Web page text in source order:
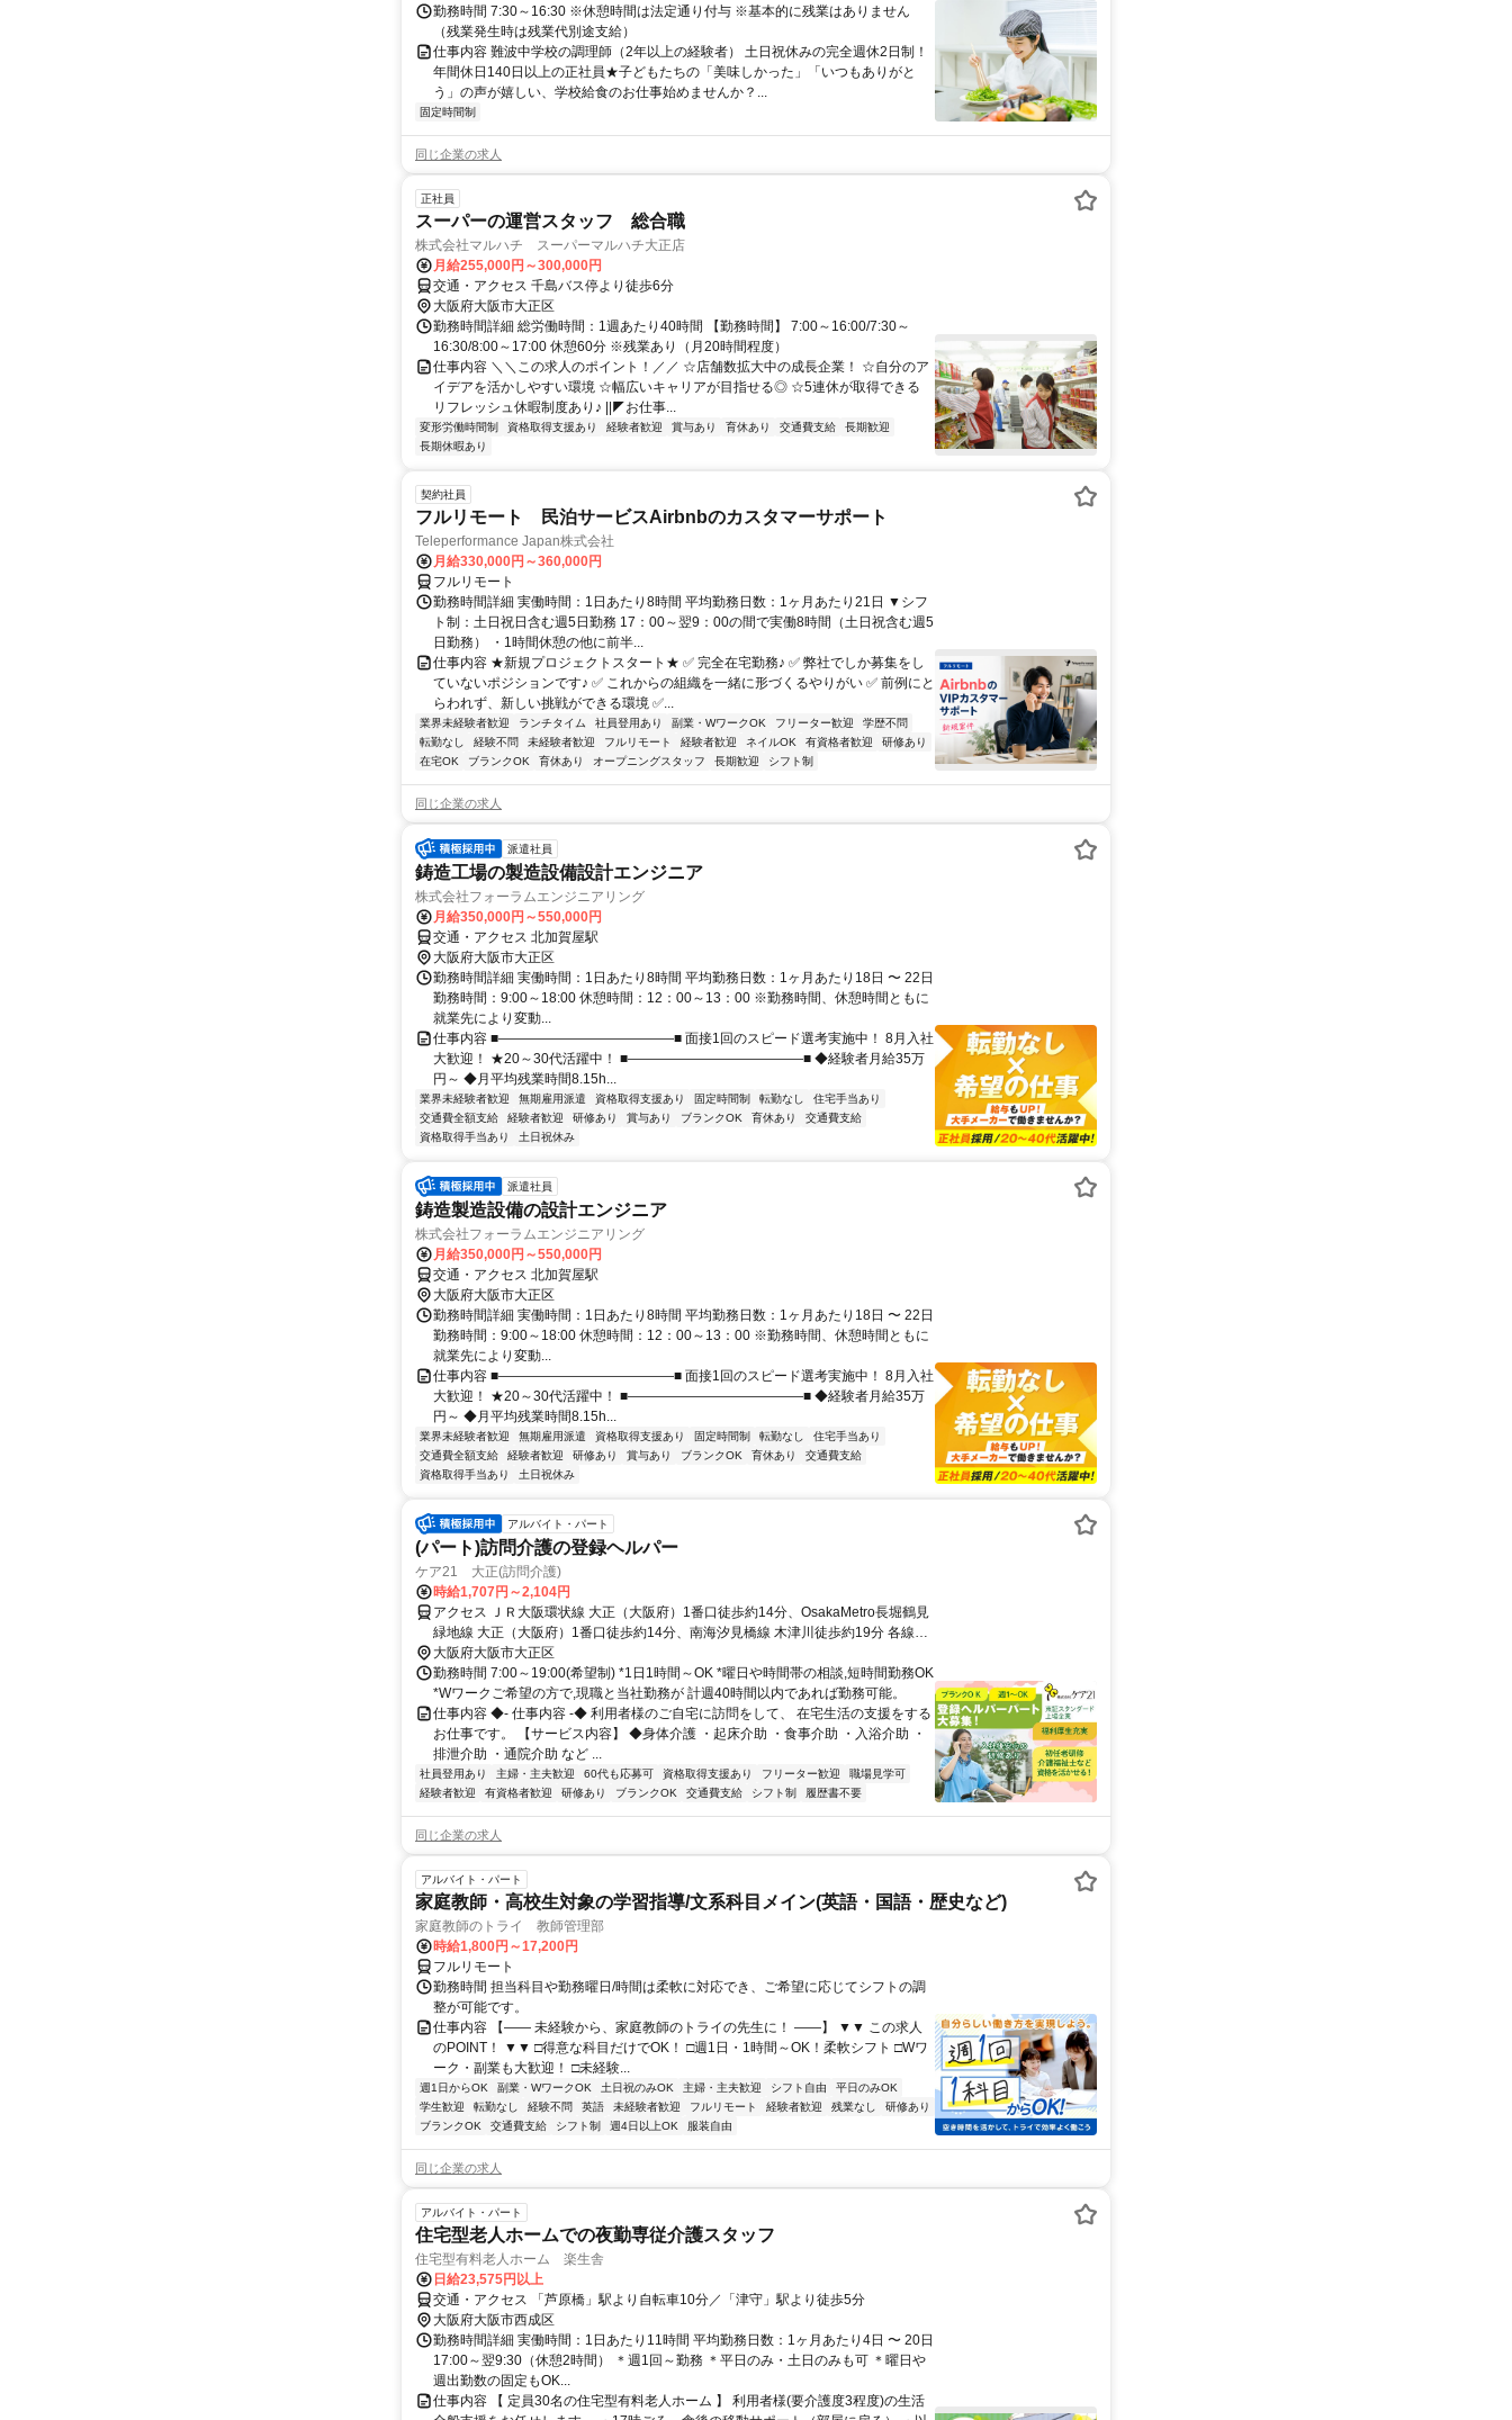
勤務時間 7:30～16:30 ※休憩時間は法定通り付与 ※基本的に残業はありません
（残業発生時は残業代別途支給）
仕事内容 難波中学校の調理師（2年以上の経験者） 土日祝休みの完全週休2日制！
年間休日140日以上の正社員★子どもたちの「美味しかった」「いつもありがと
う」の声が嬉しい、学校給食のお仕事始めませんか？...
固定時間制
同じ企業の求人
正社員
スーパーの運営スタッフ 総合職
株式会社マルハチ スーパーマルハチ大正店
月給255,000円～300,000円
交通・アクセス 千島バス停より徒歩6分
大阪府大阪市大正区
勤務時間詳細 総労働時間：1週あたり40時間 【勤務時間】 7:00～16:00/7:30～
16:30/8:00～17:00 休憩60分 ※残業あり（月20時間程度）
仕事内容 ＼＼この求人のポイント！／／ ☆店舗数拡大中の成長企業！ ☆自分のア
イデアを活かしやすい環境 ☆幅広いキャリアが目指せる◎ ☆5連休が取得できる
リフレッシュ休暇制度あり♪ ||◤お仕事...
変形労働時間制 資格取得支援あり 経験者歓迎 賞与あり 育休あり 交通費支給
長期歓迎
長期休暇あり
契約社員
フルリモート 民泊サービスAirbnbのカスタマーサポート
Teleperformance Japan株式会社
月給330,000円～360,000円
フルリモート
勤務時間詳細 実働時間：1日あたり8時間 平均勤務日数：1ヶ月あたり21日 ▼シフ
ト制：土日祝日含む週5日勤務 17：00～翌9：00の間で実働8時間（土日祝含む週5
日勤務） ・1時間休憩の他に前半...
仕事内容 ★新規プロジェクトスタート★ ✅ 完全在宅勤務♪ ✅ 弊社でしか募集をし
ていないポジションです♪ ✅ これからの組織を一緒に形づくるやりがい ✅ 前例にと
らわれず、新しい挑戦ができる環境 ✅...
業界未経験者歓迎 ランチタイム 社員登用あり 副業・WワークOK フリーター歓迎
学歴不問
転勤なし
経験不問 未経験者歓迎 フルリモート 経験者歓迎 ネイルOK 有資格者歓迎
研修あり
在宅OK
ブランクOK 育休あり オープニングスタッフ 長期歓迎 シフト制
同じ企業の求人
派遣社員
鋳造工場の製造設備設計エンジニア
株式会社フォーラムエンジニアリング
月給350,000円～550,000円
交通・アクセス 北加賀屋駅
大阪府大阪市大正区
勤務時間詳細 実働時間：1日あたり8時間 平均勤務日数：1ヶ月あたり18日 〜 22日
勤務時間：9:00～18:00 休憩時間：12：00～13：00 ※勤務時間、休憩時間ともに
就業先により変動...
仕事内容 ■―――――――――――――■ 面接1回のスピード選考実施中！ 8月入社
大歓迎！ ★20～30代活躍中！ ■―――――――――――――■ ◆経験者月給35万
円～ ◆月平均残業時間8.15h...
業界未経験者歓迎 無期雇用派遣 資格取得支援あり 固定時間制 転勤なし
住宅手当あり
交通費全額支給
経験者歓迎 研修あり 賞与あり ブランクOK 育休あり
交通費支給
資格取得手当あり
土日祝休み
派遣社員
鋳造製造設備の設計エンジニア
株式会社フォーラムエンジニアリング
月給350,000円～550,000円
交通・アクセス 北加賀屋駅
大阪府大阪市大正区
勤務時間詳細 実働時間：1日あたり8時間 平均勤務日数：1ヶ月あたり18日 〜 22日
勤務時間：9:00～18:00 休憩時間：12：00～13：00 ※勤務時間、休憩時間ともに
就業先により変動...
仕事内容 ■―――――――――――――■ 面接1回のスピード選考実施中！ 8月入社
大歓迎！ ★20～30代活躍中！ ■―――――――――――――■ ◆経験者月給35万
円～ ◆月平均残業時間8.15h...
業界未経験者歓迎 無期雇用派遣 資格取得支援あり 固定時間制 転勤なし
住宅手当あり
交通費全額支給
経験者歓迎 研修あり 賞与あり ブランクOK 育休あり
交通費支給
資格取得手当あり
土日祝休み
アルバイト・パート
(パート)訪問介護の登録ヘルパー
ケア21 大正(訪問介護)
時給1,707円～2,104円
アクセス ＪＲ大阪環状線 大正（大阪府）1番口徒歩約14分、OsakaMetro長堀鶴見
緑地線 大正（大阪府）1番口徒歩約14分、南海汐見橋線 木津川徒歩約19分 各線
「大正」駅から徒歩約14分
大阪府大阪市大正区
勤務時間 7:00～19:00(希望制) *1日1時間～OK *曜日や時間帯の相談,短時間勤務OK
*Wワークご希望の方で,現職と当社勤務が 計週40時間以内であれば勤務可能。
仕事内容 ◆- 仕事内容 -◆ 利用者様のご自宅に訪問をして、 在宅生活の支援をする
お仕事です。 【サービス内容】 ◆身体介護 ・起床介助 ・食事介助 ・入浴介助 ・
排泄介助 ・通院介助 など ...
社員登用あり 主婦・主夫歓迎 60代も応募可 資格取得支援あり フリーター歓迎
職場見学可
経験者歓迎
有資格者歓迎 研修あり ブランクOK 交通費支給 シフト制 履歴書不要
同じ企業の求人
アルバイト・パート
家庭教師・高校生対象の学習指導/文系科目メイン(英語・国語・歴史など)
家庭教師のトライ 教師管理部
時給1,800円～17,200円
フルリモート
勤務時間 担当科目や勤務曜日/時間は柔軟に対応でき、ご希望に応じてシフトの調
整が可能です。
仕事内容 【―― 未経験から、家庭教師のトライの先生に！ ――】 ▼▼ この求人
のPOINT！ ▼▼ □得意な科目だけでOK！ □週1日・1時間～OK！柔軟シフト □Wワ
ーク・副業も大歓迎！ □未経験...
週1日からOK 副業・WワークOK 土日祝のみOK 主婦・主夫歓迎 シフト自由
平日のみOK
学生歓迎
転勤なし 経験不問 英語 未経験者歓迎 フルリモート 経験者歓迎 残業なし
研修あり
ブランクOK
交通費支給 シフト制 週4日以上OK 服装自由
同じ企業の求人
アルバイト・パート
住宅型老人ホームでの夜勤専従介護スタッフ
住宅型有料老人ホーム 楽生舎
日給23,575円以上
交通・アクセス 「芦原橋」駅より自転車10分／「津守」駅より徒歩5分
大阪府大阪市西成区
勤務時間詳細 実働時間：1日あたり11時間 平均勤務日数：1ヶ月あたり4日 〜 20日
17:00～翌9:30（休憩2時間） ＊週1回～勤務 ＊平日のみ・土日のみも可 ＊曜日や
週出勤数の固定もOK...
仕事内容 【 定員30名の住宅型有料老人ホーム 】 利用者様(要介護度3程度)の生活